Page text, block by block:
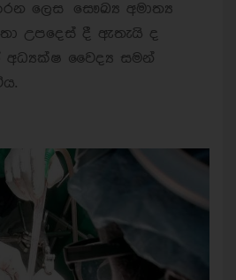
ලෙස සෞඛ්‍ය අමාත්‍ය
උපදෙස් දී ඇතැයි ද
අධ්‍යක්ෂ වෛද්‍ය සමන්